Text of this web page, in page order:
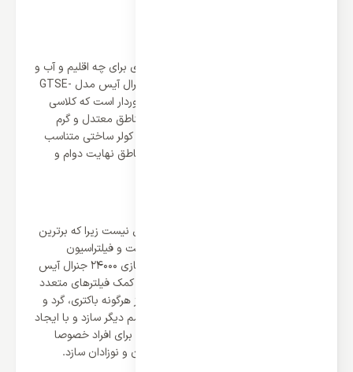
کلاس آب و هوایی نشان می دهد کولر گازی برای چه اقلیم و آب و
هوایی مناسب است و کولر گازی 24000 جنرال آیس مدل GTSE-
24HO1RALB از کلاس آب و هوایی T1 برخوردار است که کلاسی
منعطف نیست اما کولر را اختصاصا برای مناطق معتدل و گرم
مناسب می سازد. این کلاس نشان میدهد کولر ساختی متناسب
با اقلیم مد نظر دارد و می تواند در این مناطق نهایت دوام و
فروش بالای کولر های جنرال آیس بی دلیل نیست زیرا که برترین
فناوری ها را در این سیستم ها گنجانده است و فیلتراسیون
قدرتمند یکی قابلیت های کارآمد در کولر گازی 24000 جنرال آیس
مدل GTSE-24HO1RALB می باشد که به کمک فیلترهای متعدد
در دستگاه می تواند هوای محیط را عاری از هرگونه باکتری، گرد و
غبار، بوی نامطبوع و هر نوع میکرو ارگانیسم دیگر سازد و با ایجاد
هوایی پاک و تمیز می تواند تنفسی بهتر را برای افراد خصوصا
افراد دارای بیماری های تنفسی، سسالمندان و نوزادان سازد.